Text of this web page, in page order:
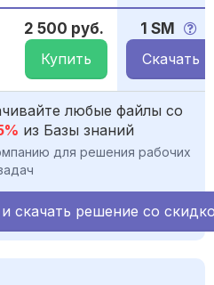
2 500 руб.
Купить
1 SM
Скачать
любые файлы со
из Базы знаний
для решения рабочих
скачать решение со